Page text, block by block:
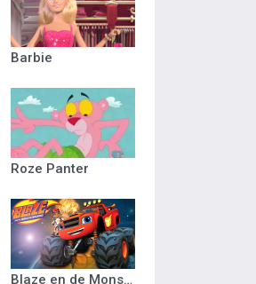
Barbie
Roze Panter
Blaze en de Monsterwielen